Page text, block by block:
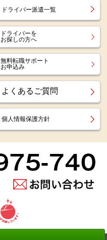
ドライバー派遣一覧
ドライバーを
お探しの方へ
無料転職サポート
お申込み
よくあるご質問
個人情報保護方針